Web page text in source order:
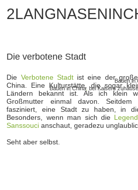
Die verbotene Stadt
Bauen in
Bauen in China, bei Kaisers zuhause
Die Verbotene Stadtist eine der
China. Eine Kulturstätte, die sogar
Ländern bekannt ist. Als ich klein
Großmutter einmal davon.
fasziniert, eine Stadt zu haben, in
Besonders, wenn man sich die
Sanssouci anschaut, geradezu
Seht aber selbst.